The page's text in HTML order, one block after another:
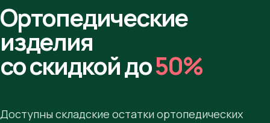
Ортопедические
изделия
со скидкой до50%
Доступны складские остатки ортопедических